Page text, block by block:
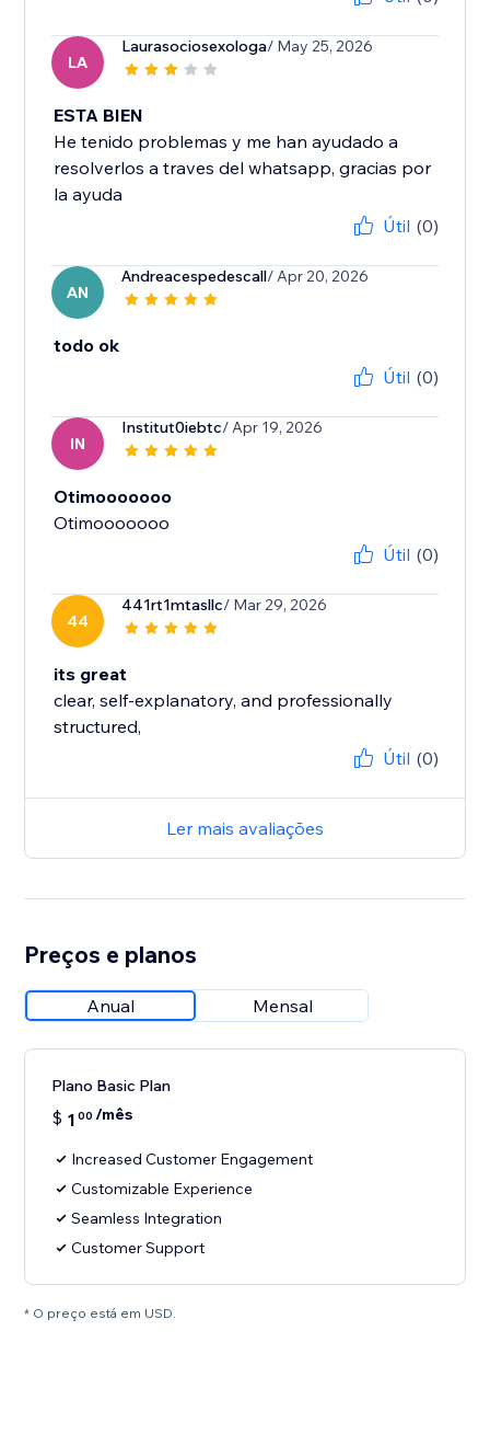
LA
Laurasociosexologa/ May 25, 2026
ESTA BIEN
He tenido problemas y me han ayudado a
resolverlos a traves del whatsapp, gracias por
la ayuda
Útil (0)
AN
Andreacespedescall/ Apr 20, 2026
todo ok
Útil (0)
IN
Institut0iebtc/ Apr 19, 2026
Otimooooooo
Otimooooooo
Útil (0)
44
441rt1mtasllc/ Mar 29, 2026
its great
clear, self‑explanatory, and professionally
structured,
Útil (0)
Ler mais avaliações
Preços e planos
Anual Mensal
Plano Basic Plan
$ 1 00 /mês
Increased Customer Engagement
Customizable Experience
Seamless Integration
Customer Support
* O preço está em USD.